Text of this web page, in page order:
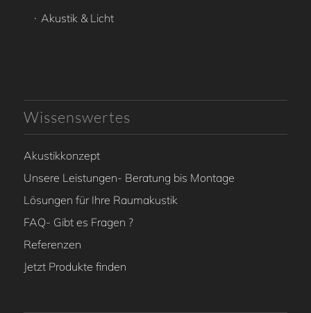
Akustik & Licht
Wissenswertes
Akustikkonzept
Unsere Leistungen- Beratung bis Montage
Lösungen für Ihre Raumakustik
FAQ- Gibt es Fragen ?
Referenzen
Jetzt Produkte finden